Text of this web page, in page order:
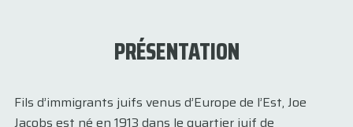
PRÉSENTATION
Fils d’immigrants juifs venus d’Europe de l’Est, Joe
Jacobs est né en 1913 dans le quartier juif de